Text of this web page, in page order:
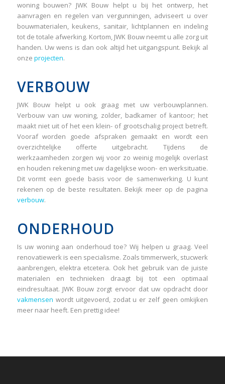
woning bouwen? JWK Bouw helpt u bij het ontwerp, het
aanvragen en regelen van vergunningen, adviseert u over
bouwmaterialen, keukens, sanitair, lichtplannen en indeling
tot de totale afwerking. Kortom, JWK Bouw neemt u alle zorg uit
handen. Uw wens is dan ook altijd het uitgangspunt. Bekijk al
onze projecten.
VERBOUW
JWK Bouw helpt u ook graag met uw verbouwplannen.
Verbouw van uw woning, zolder, badkamer of kantoor; het
maakt niet uit of het een klein- of grootschalig project betreft.
Vooraf worden goede afspraken gemaakt en wordt een
overzichtelijke offerte uitgebracht. Tijdens de
werkzaamheden zorgen wij voor zo weinig mogelijk overlast
en houden rekening met uw dagelijkse woon- en werksituatie.
Dit vormt een goede basis voor de samenwerking. U kunt
rekenen op de beste resultaten. Bekijk meer op de pagina
verbouw.
ONDERHOUD
Is uw woning aan onderhoud toe? Wij helpen u graag. Veel
renovatiewerk is een specialisme. Zoals timmerwerk, stucwerk
aanbrengen, elektra etcetera. Ook het gebruik van de juiste
materialen en technieken draagt bij tot een optimaal
eindresultaat. JWK Bouw zorgt ervoor dat uw opdracht door
vakmensen wordt uitgevoerd, zodat u er zelf geen omkijken
meer naar heeft. Een prettig idee!